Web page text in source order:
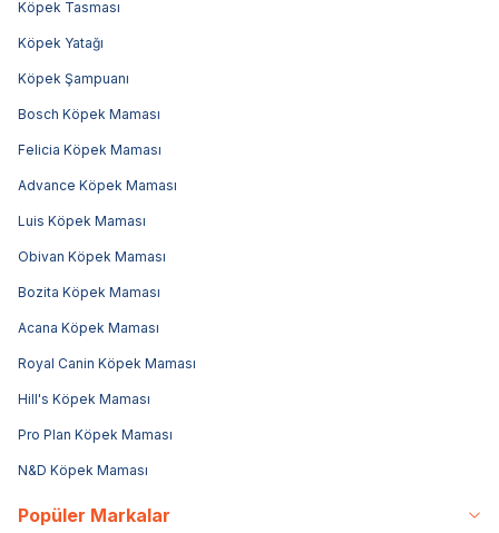
Köpek Tasması
Köpek Yatağı
Köpek Şampuanı
Bosch Köpek Maması
Felicia Köpek Maması
Advance Köpek Maması
Luis Köpek Maması
Obivan Köpek Maması
Bozita Köpek Maması
Acana Köpek Maması
Royal Canin Köpek Maması
Hill's Köpek Maması
Pro Plan Köpek Maması
N&D Köpek Maması
Popüler Markalar